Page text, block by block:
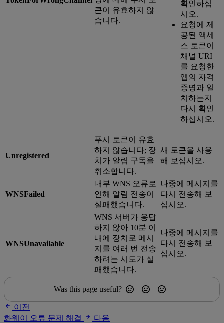
큰이 유효하지 않
습니다.
확인하십
시오.
요청에 제
공된 액세
스 토큰이
채널 URI
를 요청한
앱의 자격
증명과 일
치하는지
다시 확인
하십시오.
Unregistered
푸시 토큰이 유효
하지 않습니다; 장
치가 알림 구독을
취소합니다.
새 토큰을 사용
해 보십시오.
WNSFailed
내부 WNS 오류로
인해 알림 전송이
실패했습니다.
나중에 메시지를
다시 전송해 보
십시오.
WNSUnavailable
WNS 서버가 응답
하지 않아 10분 이
내에 장치로 메시
지를 여러 번 전송
하려는 시도가 실
패했습니다.
나중에 메시지를
다시 전송해 보
십시오.
Was this page useful?
이전
화웨이 오류 문제 해결
다음